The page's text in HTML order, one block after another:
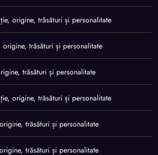
origine, trăsături și personalitate
origine, trăsături și personalitate
trăsături și personalitate
origine, trăsături și personalitate
trăsături și personalitate
trăsături și personalitate